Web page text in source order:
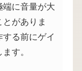
端に音量が大
がありま
る前にゲイ
す。